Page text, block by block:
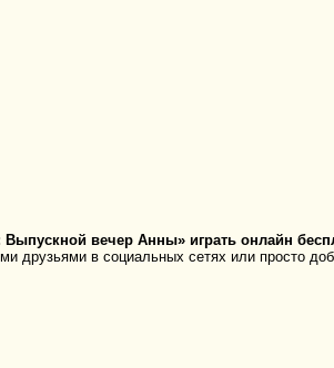
вечер Анны» играть онлайн
друзьями в социальных сетях или просто